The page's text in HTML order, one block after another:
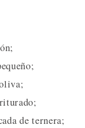
de ternera;